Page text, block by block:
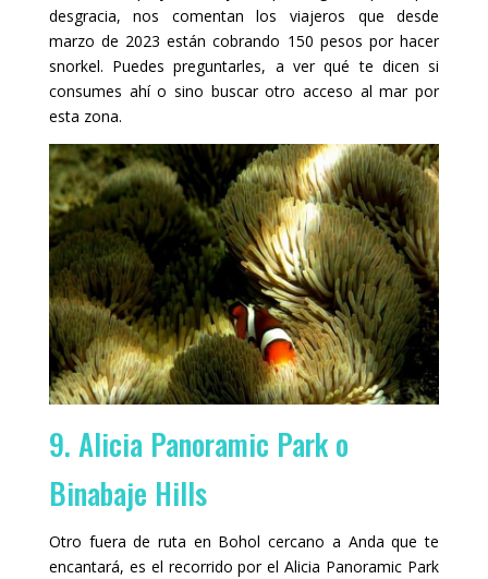
desgracia, nos comentan los viajeros que desde
marzo de 2023 están cobrando 150 pesos por hacer
snorkel. Puedes preguntarles, a ver qué te dicen si
consumes ahí o sino buscar otro acceso al mar por
esta zona.
9. Alicia Panoramic Park o
Binabaje Hills
Otro fuera de ruta en Bohol cercano a Anda que te
encantará, es el recorrido por el Alicia Panoramic Park